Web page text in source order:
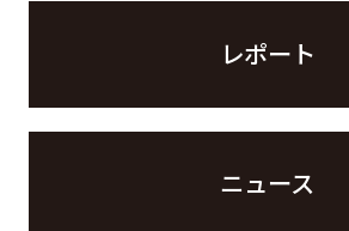
レポート
ニュース